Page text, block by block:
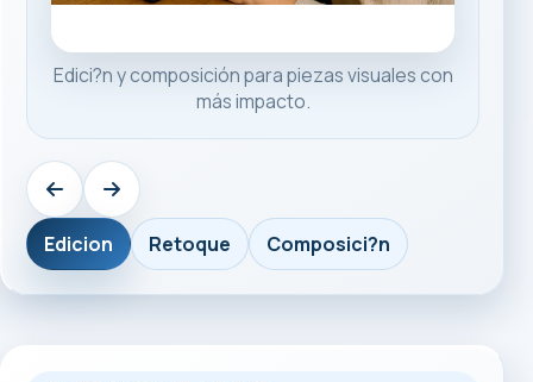
Edici?n y composición para piezas visuales con
más impacto.
Edicion Retoque Composici?n